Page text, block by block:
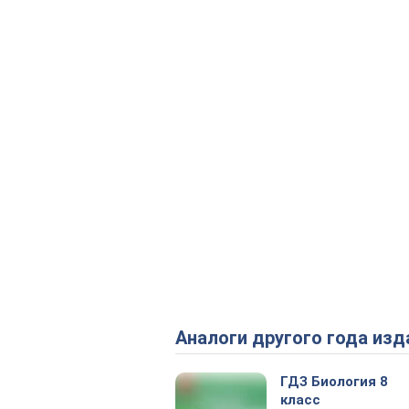
Аналоги другого года
ГДЗ Биология 8
класс